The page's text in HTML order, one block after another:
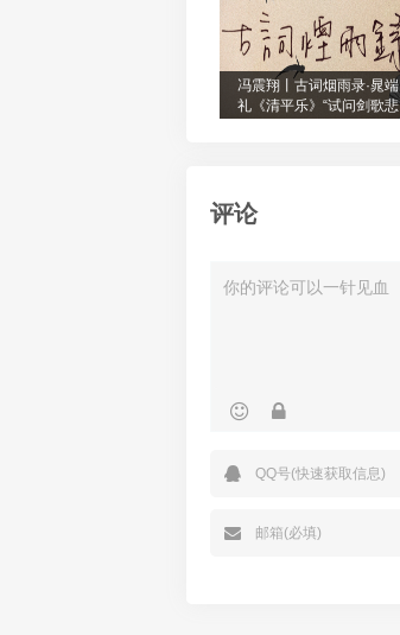
冯震翔丨古词烟雨录·晁端
礼《清平乐》“试问剑歌悲
评论